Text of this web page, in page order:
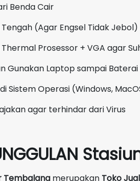
Benda Cair
(Agar Engsel Tidak Jebol)
Prosessor + VGA agar
Gunakan Laptop sampai Baterai
Sistem Operasi (Windows,
agar terhindar dari Virus
Tembalang merupakan Toko